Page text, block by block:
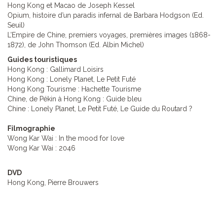
Hong Kong et Macao de Joseph Kessel
Opium, histoire d’un paradis infernal de Barbara Hodgson (Ed.
Seuil)
L’Empire de Chine, premiers voyages, premières images (1868-
1872), de John Thomson (Ed. Albin Michel)
Guides touristiques
Hong Kong : Gallimard Loisirs
Hong Kong : Lonely Planet, Le Petit Futé
Hong Kong Tourisme : Hachette Tourisme
Chine, de Pékin à Hong Kong : Guide bleu
Chine : Lonely Planet, Le Petit Futé, Le Guide du Routard ?
Filmographie
Wong Kar Wai : In the mood for love
Wong Kar Wai : 2046
DVD
Hong Kong, Pierre Brouwers